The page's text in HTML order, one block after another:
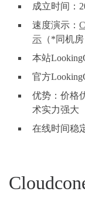
成立时间：
速度演示：
示 （*同机房
本站
官方
优势：价格
术实力强大
在线时间稳